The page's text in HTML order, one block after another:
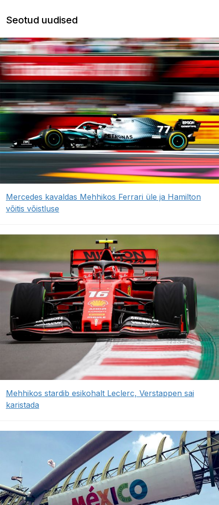
Seotud uudised
Mercedes kavaldas Mehhikos Ferrari üle ja Hamilton
võitis võistluse
Mehhikos stardib esikohalt Leclerc, Verstappen sai
karistada